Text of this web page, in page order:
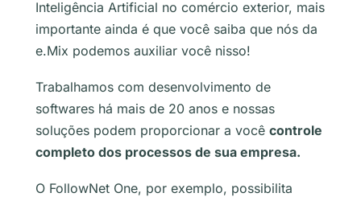
Inteligência Artificial no comércio exterior, mais
importante ainda é que você saiba que nós da
e.Mix podemos auxiliar você nisso!
Trabalhamos com desenvolvimento de
softwares há mais de 20 anos e nossas
soluções podem proporcionar a você controle
completo dos processos de sua empresa.
O FollowNet One, por exemplo, possibilita